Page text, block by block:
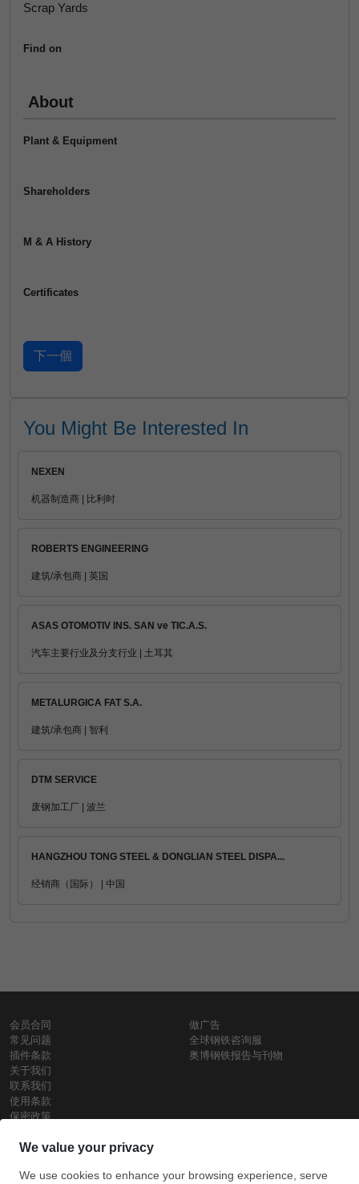
Scrap Yards
Find on
About
Plant & Equipment
Shareholders
M & A History
Certificates
You Might Be Interested In
NEXEN
机器制造商 | 比利时
ROBERTS ENGINEERING
建筑/承包商 | 英国
ASAS OTOMOTIV INS. SAN ve TIC.A.S.
汽车主要行业及分支行业 | 土耳其
METALURGICA FAT S.A.
建筑/承包商 | 智利
DTM SERVICE
废钢加工厂 | 波兰
HANGZHOU TONG STEEL & DONGLIAN STEEL DISPA...
经销商（国际） | 中国
会员合同
常见问题
插件条款
关于我们
联系我们
使用条款
保密政策
做广告
全球钢铁咨询服
奥博钢铁报告与刊物
铁价格